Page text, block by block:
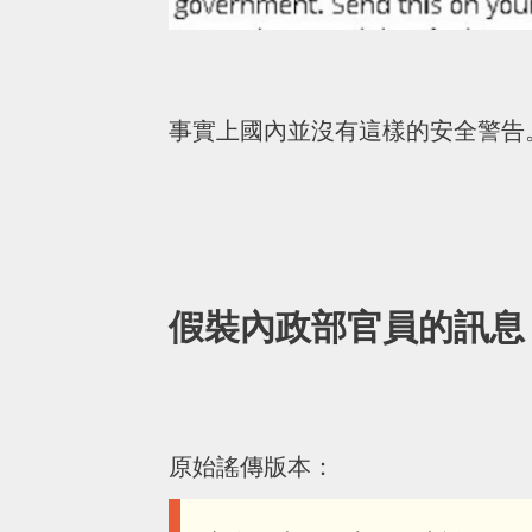
事實上國內並沒有這樣的安全警告
假裝內政部官員的訊息
原始謠傳版本：